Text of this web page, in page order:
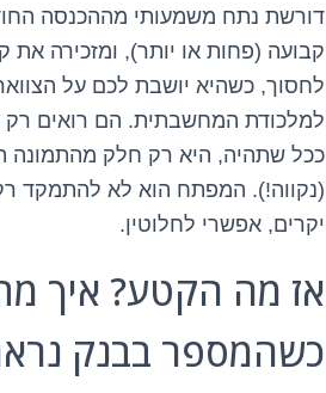
דורשת נתח משמעותי מההכנסה
קבועה (פחות או יותר), ומזכירה
לחסוך, כשהיא יושבת לכם על
למלכודת המחשבתית. הם רואים רק
ככל שתהיה, היא רק חלק מהתמונה
(נקווה!). המפתח הוא לא להתמקד
יקרים, אפשרי לחלוטין.
אז מה הקטע? איך
כשהמספר בבנק